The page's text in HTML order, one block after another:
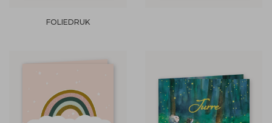
FOLIEDRUK